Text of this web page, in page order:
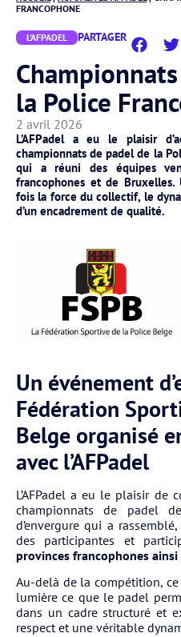
FRANCOPHONE
L'AFPADEL PARTAGER
la Police
2 avril 2026
L’AFPadel a eu le plaisir
championnats de padel de la
qui a réuni des équipes
francophones et de
fois la force du collectif, le
d’un encadrement de qualité.
Un événement
Fédération
Belge organisé
avec l’AFPadel
L’AFPadel a eu le plaisir de
championnats de padel
d’envergure qui a
des participantes et
provinces francophones
Au-delà de la compétition,
lumière ce que le padel
dans un cadre structuré et
respect et une véritable